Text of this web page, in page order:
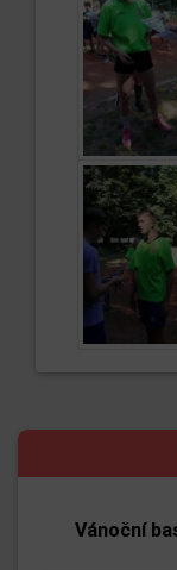
Vánoční